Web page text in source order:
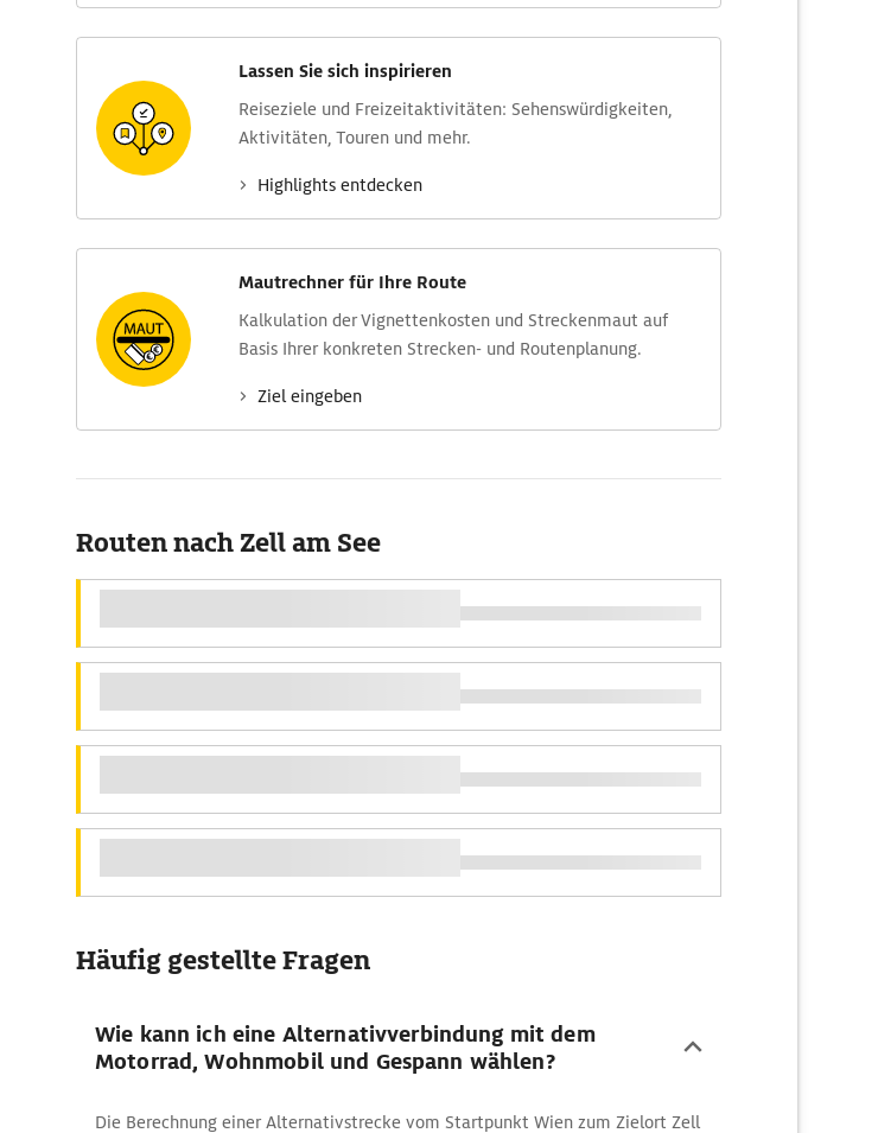
Lassen Sie sich inspirieren
Reise­ziele und Freizeit­aktivitäten: Sehens­würdig­keiten,
Aktivitäten, Touren und mehr.
Highlights entdecken
Mautrechner für Ihre Route
Kalkulation der Vignettenkosten und Streckenmaut auf
Basis Ihrer konkreten Strecken- und Routenplanung.
Ziel eingeben
Routen nach Zell am See
Häufig gestellte Fragen
Wie kann ich eine Alternativverbindung mit dem
Motorrad, Wohnmobil und Gespann wählen?
Die Berechnung einer Alternativstrecke vom Startpunkt Wien zum Zielort Zell